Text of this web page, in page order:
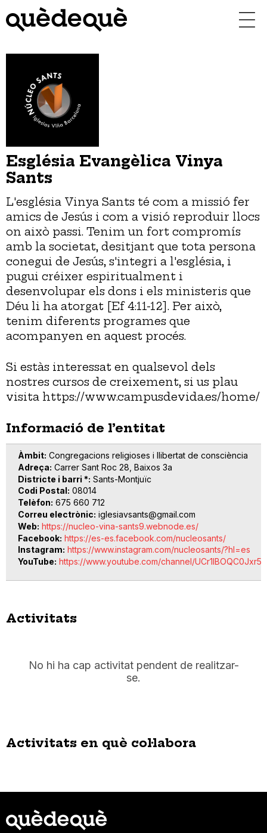
contingut
Església Evangèlica Vinya
Sants
L'església Vinya Sants té com a missió fer
amics de Jesús i com a visió reproduir llocs
on això passi. Tenim un fort compromís
amb la societat, desitjant que tota persona
conegui de Jesús, s'integri a l'església, i
pugui créixer espiritualment i
desenvolupar els dons i els ministeris que
Déu li ha atorgat [Ef 4:11-12]. Per això,
tenim diferents programes que
acompanyen en aquest procés.
Si estàs interessat en qualsevol dels
nostres cursos de creixement, si us plau
visita https://www.campusdevida.es/home/
Informació de l’entitat
Àmbit Congregacions religioses i llibertat de consciència
Adreça Carrer Sant Roc 28, Baixos 3a
Districte i barri * Sants-Montjuïc
Codi Postal
08014
Telèfon 675 660 712
Correu electrònic iglesiavsants@gmail.com
Web https://nucleo-vina-sants9.webnode.es/
Facebook https://es-es.facebook.com/nucleosants/
Instagram https://www.instagram.com/nucleosants/?hl=es
YouTube https://www.youtube.com/channel/
Activitats
No hi ha cap activitat pendent de realitzar-
se.
Activitats en què col·labora